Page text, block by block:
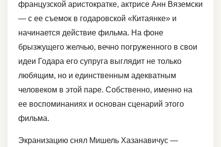
французской аристократке, актрисе Анн Вяземски
— с ее съемок в годаровской «Китаянке» и
начинается действие фильма. На фоне
брызжущего желчью, вечно погруженного в свои
идеи Годара его супруга выглядит не только
любящим, но и единственным адекватным
человеком в этой паре. Собственно, именно на
ее воспоминаниях и основан сценарий этого
фильма.
Экранизацию снял Мишель Хазанавичус —